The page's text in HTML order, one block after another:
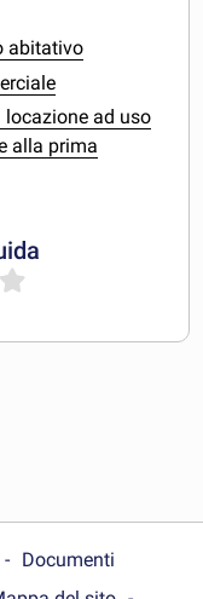
abitativo
ad uso
alla prima
Documenti